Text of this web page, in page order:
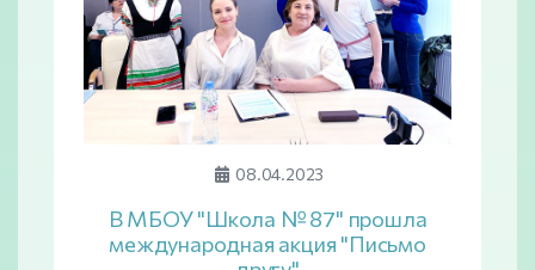
08.04.2023
В МБОУ "Школа № 87" прошла
международная акция "Письмо